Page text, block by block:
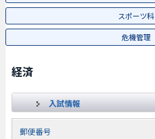
スポーツ科
危機管理
経済
入試情報
郵便番号